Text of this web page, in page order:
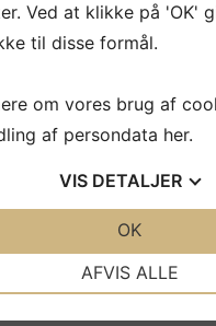
Ved at klikke på 'OK'
til disse formål.
om vores brug af
af persondata her.
VIS DETALJER
AFVIS ALLE
OK